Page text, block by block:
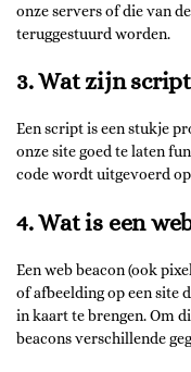
onze servers of die van
teruggestuurd worden.
3. Wat zijn
Een script is een stukje
onze site goed te laten
code wordt uitgevoerd
4. Wat is een
Een web beacon (ook
of afbeelding op een site
in kaart te brengen. Om
beacons verschillende